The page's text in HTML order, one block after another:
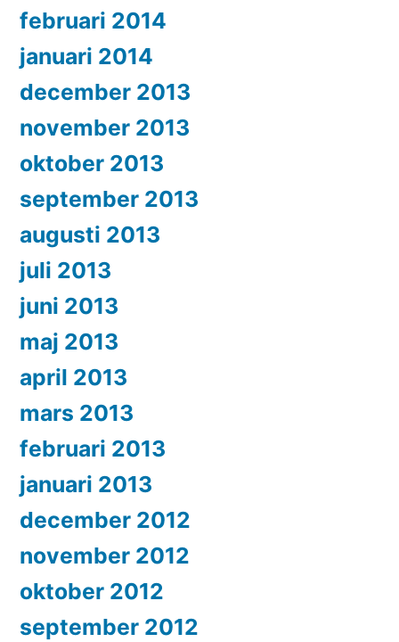
februari 2014
januari 2014
december 2013
november 2013
oktober 2013
september 2013
augusti 2013
juli 2013
juni 2013
maj 2013
april 2013
mars 2013
februari 2013
januari 2013
december 2012
november 2012
oktober 2012
september 2012